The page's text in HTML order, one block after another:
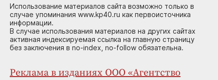
Использование материалов сайта возможно только в
случае упоминания www.kp40.ru как первоисточника
информации.
В случае использования материалов на других сайтах
активная индексируемая ссылка на главную страницу
без заключения в no-index, no-follow обязательна.
Реклама в изданиях ООО «Агентство